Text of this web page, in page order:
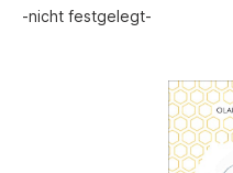
-nicht festgelegt-